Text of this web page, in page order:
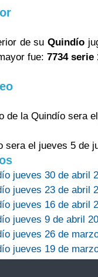
de suQuindío
fue: 7734 serie
de la Quindío sera el
sera el jueves 5 de
jueves 30 de abril
jueves 23 de abril
jueves 16 de abril
jueves 9 de abril
jueves 26 de
jueves 19 de